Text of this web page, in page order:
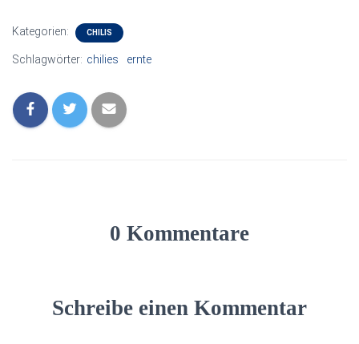
Kategorien: CHILIS
Schlagwörter: chilies ernte
0 Kommentare
Schreibe einen Kommentar